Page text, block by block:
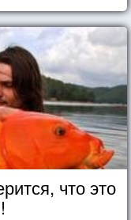
что это